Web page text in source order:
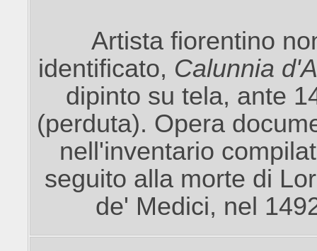
Artista fiorentino
identificato, Calunnia
dipinto su tela, ante
(perduta). Opera
nell'inventario
seguito alla morte di
de' Medici, nel